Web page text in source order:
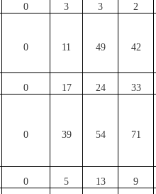
0 3 3 2
0 11 49 42
0 17 24 33
0 39 54 71
0 5 13 9